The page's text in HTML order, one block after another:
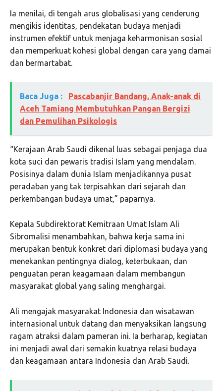
Ia menilai, di tengah arus globalisasi yang cenderung
mengikis identitas, pendekatan budaya menjadi
instrumen efektif untuk menjaga keharmonisan sosial
dan memperkuat kohesi global dengan cara yang damai
dan bermartabat.
Baca Juga :
Pascabanjir Bandang, Anak-anak di
Aceh Tamiang Membutuhkan Pangan Bergizi
dan Pemulihan Psikologis
“Kerajaan Arab Saudi dikenal luas sebagai penjaga dua
kota suci dan pewaris tradisi Islam yang mendalam.
Posisinya dalam dunia Islam menjadikannya pusat
peradaban yang tak terpisahkan dari sejarah dan
perkembangan budaya umat,” paparnya.
Kepala Subdirektorat Kemitraan Umat Islam Ali
Sibromalisi menambahkan, bahwa kerja sama ini
merupakan bentuk konkret dari diplomasi budaya yang
menekankan pentingnya dialog, keterbukaan, dan
penguatan peran keagamaan dalam membangun
masyarakat global yang saling menghargai.
Ali mengajak masyarakat Indonesia dan wisatawan
internasional untuk datang dan menyaksikan langsung
ragam atraksi dalam pameran ini. Ia berharap, kegiatan
ini menjadi awal dari semakin kuatnya relasi budaya
dan keagamaan antara Indonesia dan Arab Saudi.